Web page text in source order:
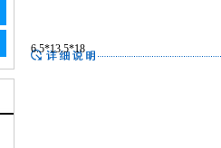
6.5*13.5*18